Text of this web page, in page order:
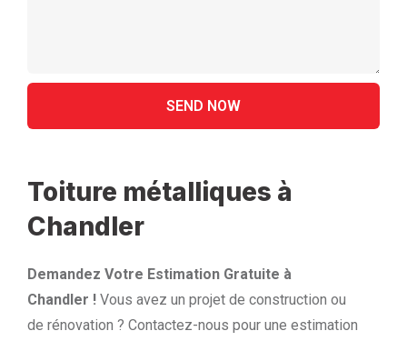
Toiture métalliques à
Chandler
Demandez Votre Estimation Gratuite à
Chandler ! Vous avez un projet de construction ou
de rénovation ? Contactez-nous pour une estimation